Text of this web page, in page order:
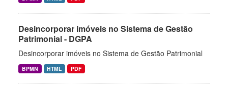
Desincorporar imóveis no Sistema de Gestão
Patrimonial - DGPA
Desincorporar imóveis no Sistema de Gestão Patrimonial
BPMN HTML PDF